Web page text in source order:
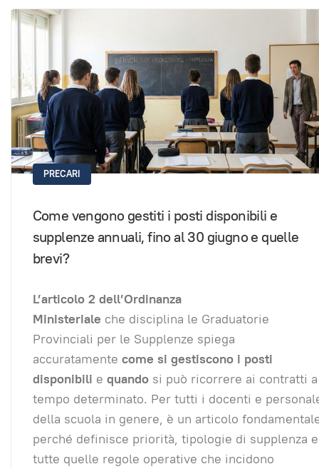
PRECARI
Come vengono gestiti i posti disponibili e
supplenze annuali, fino al 30 giugno e quelle
brevi?
L’articolo 2 dell’Ordinanza
Ministeriale che disciplina le Graduatorie
Provinciali per le Supplenze spiega
accuratamente come si gestiscono i posti
disponibili e quandosi può ricorrere ai contratti a
tempo determinato. Per tutti i docenti e
della scuola in genere, è un articolo
perché definisce priorità, tipologie di supplenza e
tutte quelle regole operative che incidono